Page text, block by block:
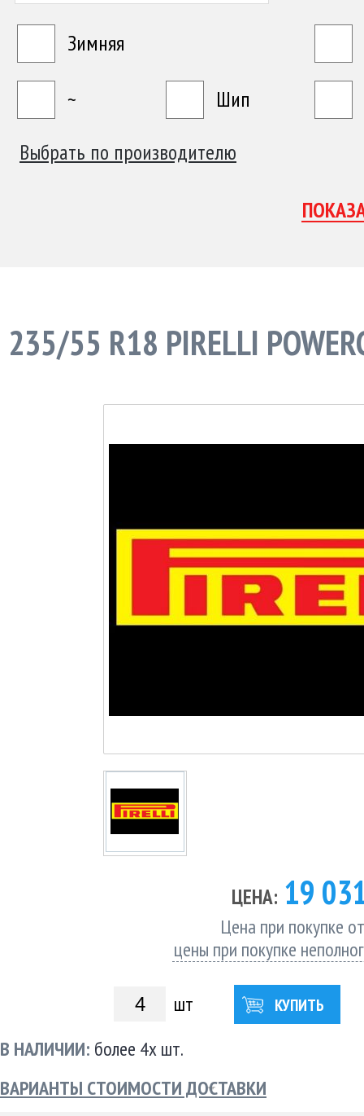
Зимняя
~
Шип
Выбрать по производителю
235/55 R18 PIRELLI
ЦЕНА: 19
Цена при покупке
цены при покупке
шт КУПИТЬ
В НАЛИЧИИ: более 4х шт.
ВАРИАНТЫ СТОИМОСТИ ДОСТАВКИ